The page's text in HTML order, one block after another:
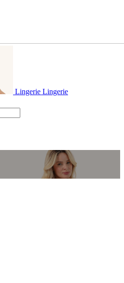
Lingerie Lingerie